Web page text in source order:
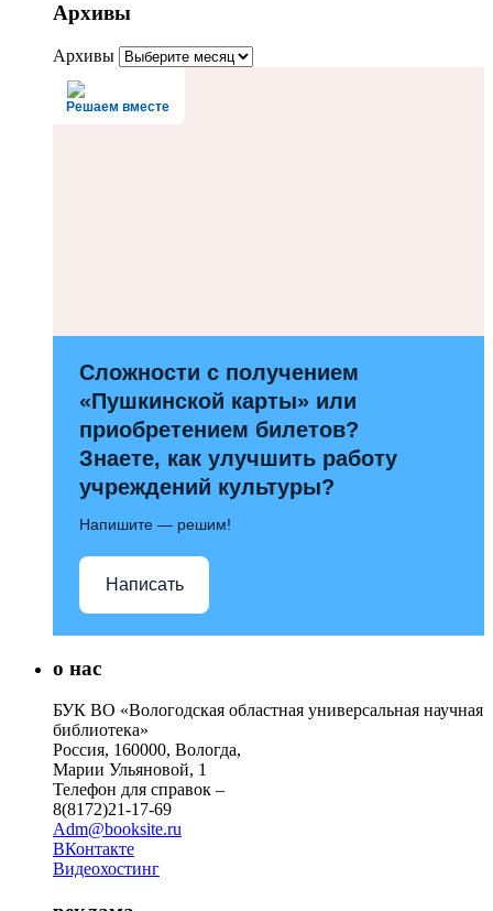
Архивы
Архивы
Решаем вместе
Сложности с получением
«Пушкинской карты» или
приобретением билетов?
Знаете, как улучшить работу
учреждений культуры?
Напишите — решим!
Написать
о нас
БУК ВО «Вологодская областная универсальная научная
библиотека»
Россия, 160000, Вологда,
Марии Ульяновой, 1
Телефон для справок –
8(8172)21-17-69
Adm@booksite.ru
ВКонтакте
Видеохостинг